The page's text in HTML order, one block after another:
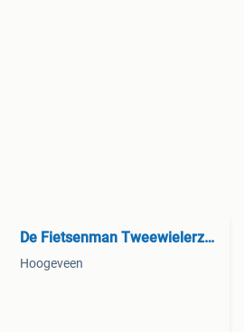
De Fietsenman Tweewielerzaak
Hoogeveen